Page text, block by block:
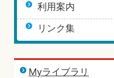
利用案内
リンク集
Myライブラリ